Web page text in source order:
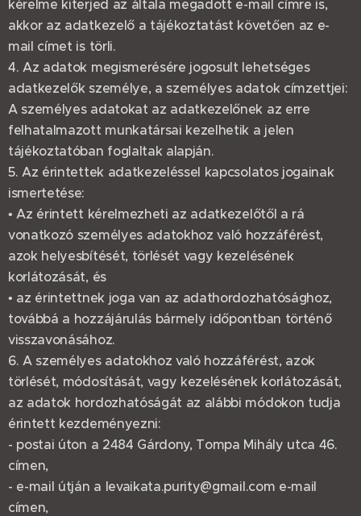
kérelme kiterjed az általa megadott e-mail címre is,
akkor az adatkezelő a tájékoztatást követően az e-
mail címet is törli.
4. Az adatok megismerésére jogosult lehetséges
adatkezelők személye, a személyes adatok címzettjei:
A személyes adatokat az adatkezelőnek az erre
felhatalmazott munkatársai kezelhetik a jelen
tájékoztatóban foglaltak alapján.
5. Az érintettek adatkezeléssel kapcsolatos jogainak
ismertetése:
• Az érintett kérelmezheti az adatkezelőtől a rá
vonatkozó személyes adatokhoz való hozzáférést,
azok helyesbítését, törlését vagy kezelésének
korlátozását, és
• az érintettnek joga van az adathordozhatósághoz,
továbbá a hozzájárulás bármely időpontban történő
visszavonásához.
6. A személyes adatokhoz való hozzáférést, azok
törlését, módosítását, vagy kezelésének korlátozását,
az adatok hordozhatóságát az alábbi módokon tudja
érintett kezdeményezni:
- postai úton a 2484 Gárdony, Tompa Mihály utca 46.
címen,
- e-mail útján a levaikata.purity@gmail.com e-mail
címen,